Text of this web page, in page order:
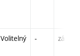
Volitelný - zá